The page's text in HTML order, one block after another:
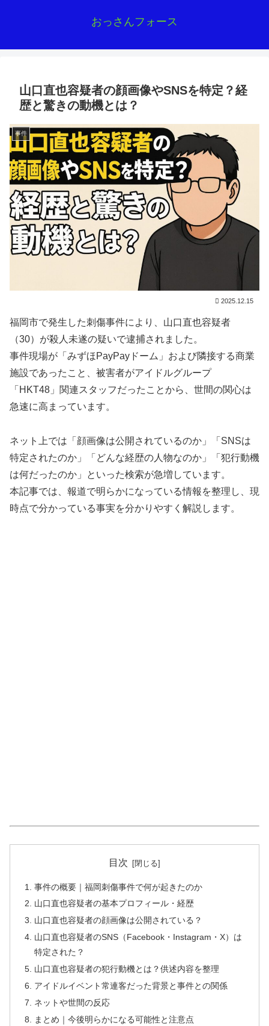
おっさんフォース
山口直也容疑者の顔画像やSNSを特定？経
歴と驚きの動機とは？
事件
2025.12.15
福岡市で発生した刺傷事件により、山口直也容疑者
（30）が殺人未遂の疑いで逮捕されました。
事件現場が「みずほPayPayドーム」および隣接する商業
施設であったこと、被害者がアイドルグループ
「HKT48」関連スタッフだったことから、世間の関心は
急速に高まっています。
ネット上では「顔画像は公開されているのか」「SNSは
特定されたのか」「どんな経歴の人物なのか」「犯行動機
は何だったのか」といった検索が急増しています。
本記事では、報道で明らかになっている情報を整理し、現
時点で分かっている事実を分かりやすく解説します。
目次
事件の概要｜福岡刺傷事件で何が起きたのか
山口直也容疑者の基本プロフィール・経歴
山口直也容疑者の顔画像は公開されている？
山口直也容疑者のSNS（Facebook・Instagram・X）は
特定された？
山口直也容疑者の犯行動機とは？供述内容を整理
アイドルイベント常連客だった背景と事件との関係
ネットや世間の反応
まとめ｜今後明らかになる可能性と注意点